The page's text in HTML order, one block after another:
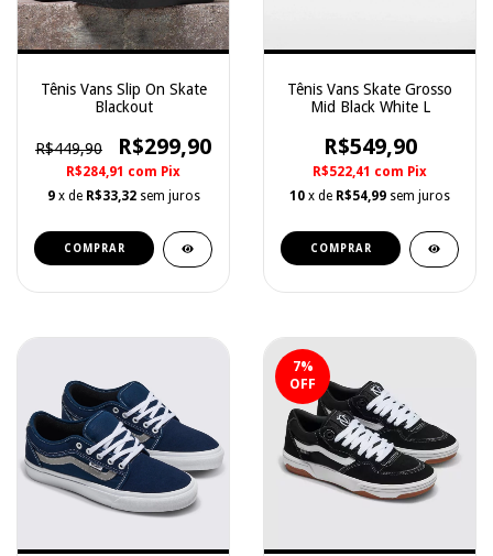
Tênis Vans Slip On Skate
Blackout
R$449,90 R$299,90
R$284,91 com Pix
9 x de R$33,32 sem juros
COMPRAR
Tênis Vans Skate Grosso
Mid Black White L
R$549,90
R$522,41 com Pix
10 x de R$54,99 sem juros
COMPRAR
7%
OFF